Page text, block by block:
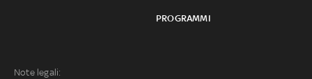
PROGRAMMI
Note legali: